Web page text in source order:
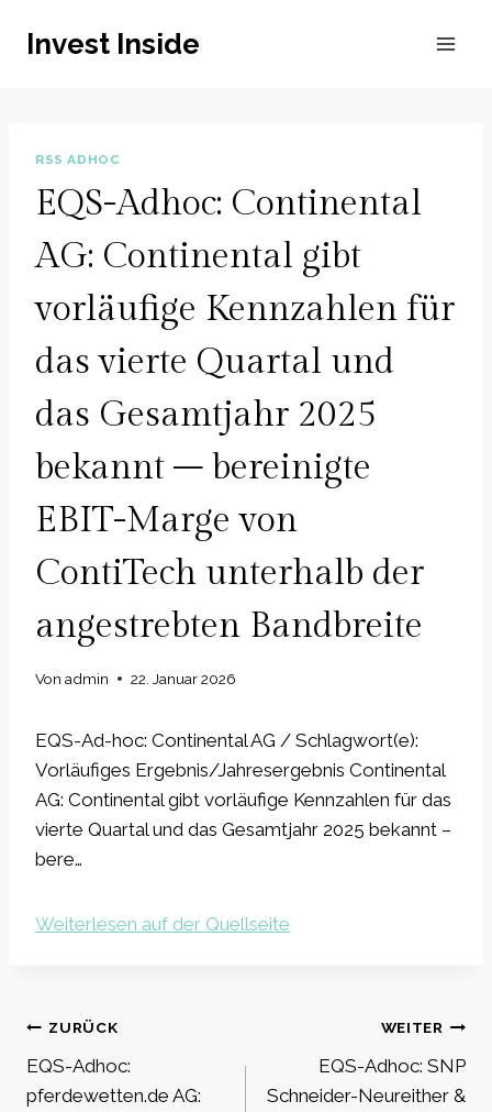
InhaltInvest Inside
RSS ADHOC
EQS-Adhoc: Continental
AG: Continental gibt
vorläufige Kennzahlen für
das vierte Quartal und
das Gesamtjahr 2025
bekannt – bereinigte
EBIT-Marge von
ContiTech unterhalb der
angestrebten Bandbreite
Von admin 22. Januar 2026
EQS-Ad-hoc: Continental AG / Schlagwort(e):
Vorläufiges Ergebnis/Jahresergebnis Continental
AG: Continental gibt vorläufige Kennzahlen für das
vierte Quartal und das Gesamtjahr 2025 bekannt –
bere…
Weiterlesen auf der Quellseite
Beitragsnavigation
ZURÜCK
EQS-Adhoc:
pferdewetten.de AG:
WEITER
EQS-Adhoc: SNP
Schneider-Neureither &